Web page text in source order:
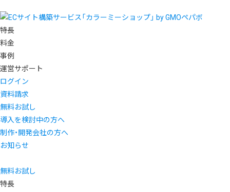
特長
料金
事例
運営サポート
ログイン
資料請求
無料お試し
導入を検討中の方へ
制作・開発会社の方へ
お知らせ
無料お試し
特長